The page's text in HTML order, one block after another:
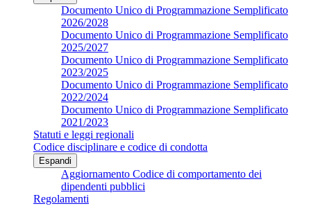
Documento Unico di Programmazione Semplificato
2026/2028
Documento Unico di Programmazione Semplificato
2025/2027
Documento Unico di Programmazione Semplificato
2023/2025
Documento Unico di Programmazione Semplificato
2022/2024
Documento Unico di Programmazione Semplificato
2021/2023
Statuti e leggi regionali
Codice disciplinare e codice di condotta
Espandi
Aggiornamento Codice di comportamento dei
dipendenti pubblici
Regolamenti